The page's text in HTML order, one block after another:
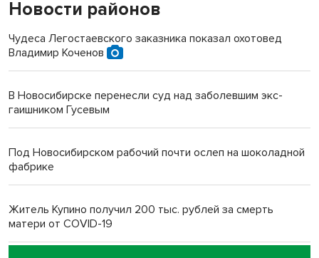
Новости районов
Чудеса Легостаевского заказника показал охотовед
Владимир Коченов
В Новосибирске перенесли суд над заболевшим экс-
гаишником Гусевым
Под Новосибирском рабочий почти ослеп на шоколадной
фабрике
Житель Купино получил 200 тыс. рублей за смерть
матери от COVID-19